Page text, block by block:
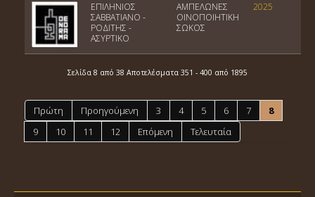
ΕΠΙΛΗΝΙΟΣ
ΣΑΒΒΑΤΙΑΝΟ -
ΡΟΔΙΤΗΣ -
ΑΣΥΡΤΙΚΟ
ΑΜΠΕΛΩΝΕΣ
ΟΙΝΟΠΟΙΗΤΙΚΗ
ΣΩΚΟΣ
2025
Σελίδα 8 από 38 Αποτελέσματα 351 - 400 από 1895
Πρώτη Προηγούμενη 3 4 5 6 7
8
9
10 11 12 Επόμενη Τελευταία